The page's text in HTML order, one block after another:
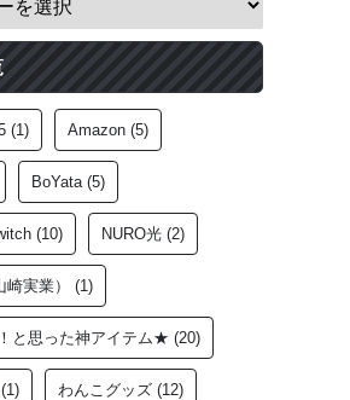
(1) Amazon (5)
BoYata(5)
(10) NURO光 (2)
実業） (1)
と思った神アイテム★ (20)
(1) わんこグッズ (12)